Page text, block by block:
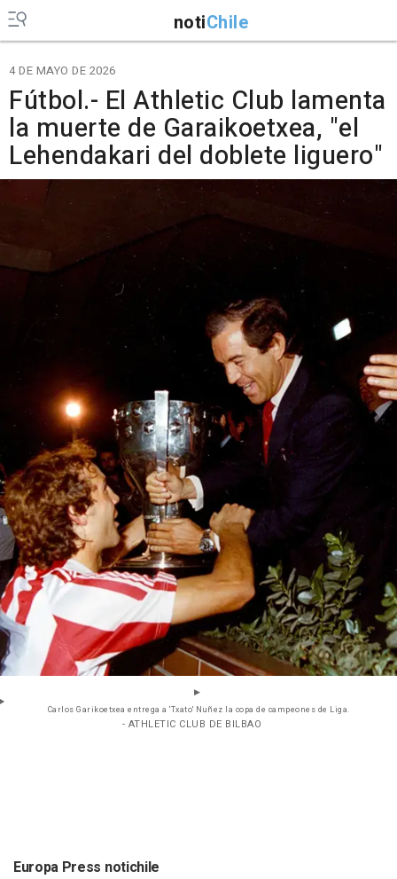
notiChile
4 DE MAYO DE 2026
Fútbol.- El Athletic Club lamenta
la muerte de Garaikoetxea, "el
Lehendakari del doblete liguero"
Carlos Garikoetxea entrega a 'Txato' Nuñez la copa de campeones de Liga.
- ATHLETIC CLUB DE BILBAO
Europa Press notichile